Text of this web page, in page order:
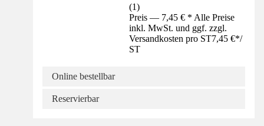
(1)
Preis — 7,45 € * Alle Preise
inkl. MwSt. und ggf. zzgl.
Versandkosten pro ST7,45 €*/
ST
Online bestellbar
Reservierbar